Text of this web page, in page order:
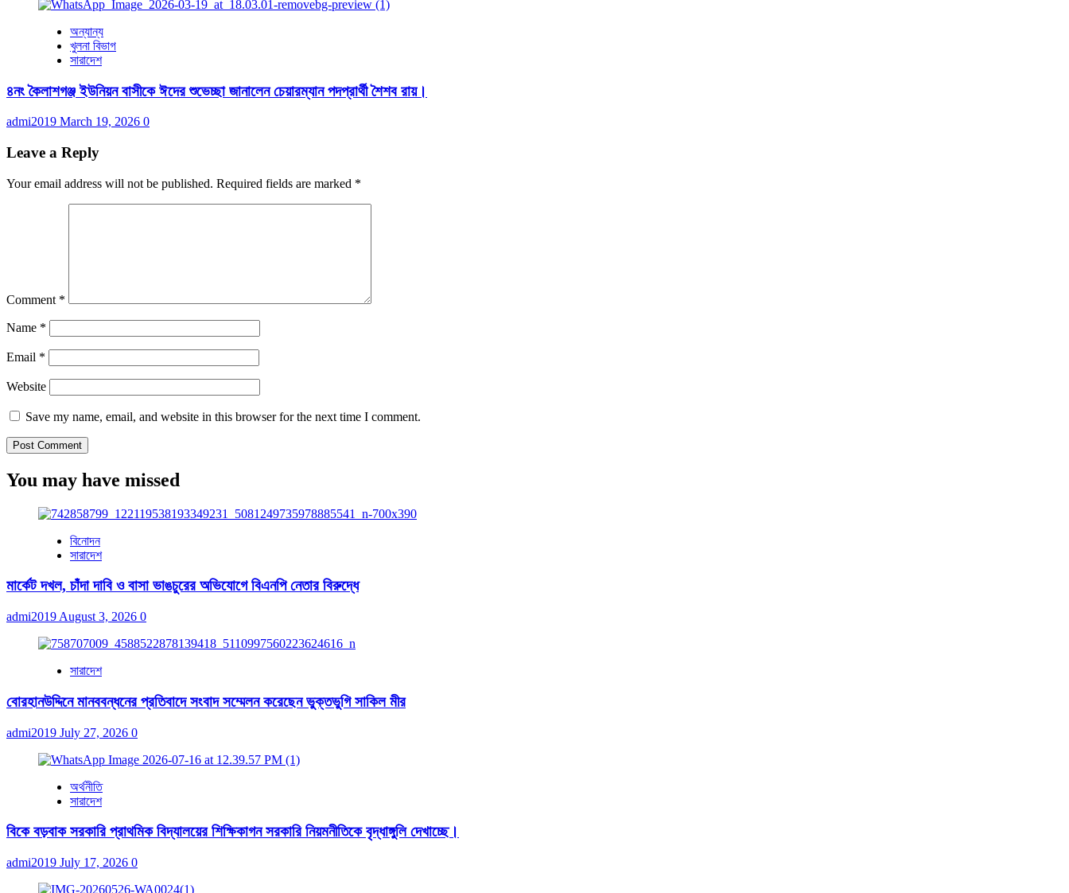
অন্যান্য
খুলনা বিভাগ
সারাদেশ
৪নং কৈলাশগঞ্জ ইউনিয়ন বাসীকে ঈদের শুভেচ্ছা জানালেন চেয়ারম্যান পদপ্রার্থী শৈশব রায়।
admi2019 March 19, 2026 0
Leave a Reply
Your email address will not be published. Required fields are marked *
Comment *
Name *
Email *
Website
Save my name, email, and website in this browser for the next time I comment.
You may have missed
বিনোদন
সারাদেশ
মার্কেট দখল, চাঁদা দাবি ও বাসা ভাঙচুরের অভিযোগে বিএনপি নেতার বিরুদ্ধে
admi2019 August 3, 2026 0
সারাদেশ
বোরহানউদ্দিনে মানববন্ধনের প্রতিবাদে সংবাদ সম্মেলন করেছেন ভুক্তভুগি সাকিল মীর
admi2019 July 27, 2026 0
অর্থনীতি
সারাদেশ
বিকে বড়বাক সরকারি প্রাথমিক বিদ্যালয়ের শিক্ষিকাগন সরকারি নিয়মনীতিকে বৃদ্ধাঙ্গুলি দেখাচ্ছে।
admi2019 July 17, 2026 0